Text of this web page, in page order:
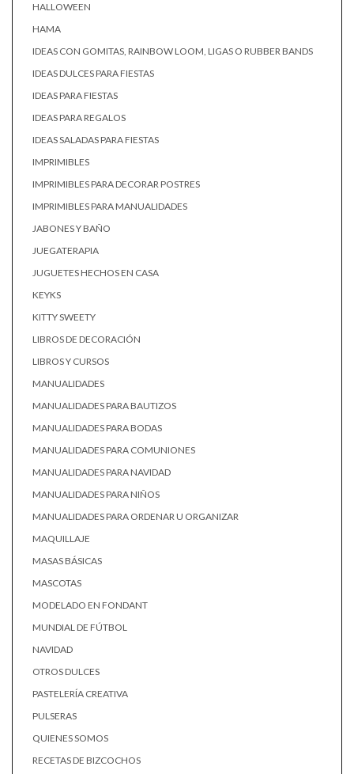
HALLOWEEN
HAMA
IDEAS CON GOMITAS, RAINBOW LOOM, LIGAS O RUBBER BANDS
IDEAS DULCES PARA FIESTAS
IDEAS PARA FIESTAS
IDEAS PARA REGALOS
IDEAS SALADAS PARA FIESTAS
IMPRIMIBLES
IMPRIMIBLES PARA DECORAR POSTRES
IMPRIMIBLES PARA MANUALIDADES
JABONES Y BAÑO
JUEGATERAPIA
JUGUETES HECHOS EN CASA
KEYKS
KITTY SWEETY
LIBROS DE DECORACIÓN
LIBROS Y CURSOS
MANUALIDADES
MANUALIDADES PARA BAUTIZOS
MANUALIDADES PARA BODAS
MANUALIDADES PARA COMUNIONES
MANUALIDADES PARA NAVIDAD
MANUALIDADES PARA NIÑOS
MANUALIDADES PARA ORDENAR U ORGANIZAR
MAQUILLAJE
MASAS BÁSICAS
MASCOTAS
MODELADO EN FONDANT
MUNDIAL DE FÚTBOL
NAVIDAD
OTROS DULCES
PASTELERÍA CREATIVA
PULSERAS
QUIENES SOMOS
RECETAS DE BIZCOCHOS